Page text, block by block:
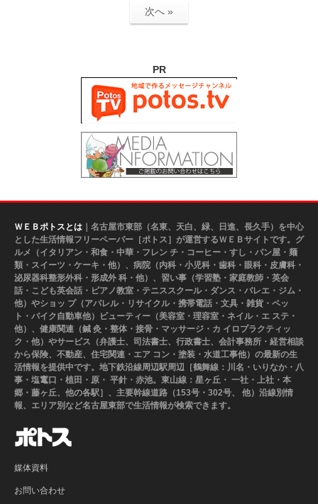
次へ »
PR
ＷＥＢポトスとは ｜名古屋市東部（名東、天白、緑、日進、長久手）を中心
とした生活情報フリーペーパー［ポトス］が運営するＷＥＢサイトです。グ
ルメ（イタリアン・和食・中華・フレン チ・コーヒー・すし・パン屋・麺
類・スイーツ・ケーキ・他）、病院（内科・小児科・歯科・眼科・皮膚科・
泌尿器科整形外科・形成外 科・他）、習い事（学習塾・家庭教師・英会
話・こども英会話・ピアノ教室・テニススクール・ダンス・バレエ・ジム・
他）やショッ プ（アパレル・リサイクル・携帯電話・文具・雑貨・ペッ
ト・バイク自動車他）ビューティー（美容室・理容室・ネイル・エ ステ・
他）、健康関連（鍼 灸・整体・接骨・マッサージ・カ イロプラクティッ
ク・他）やサービス（弁護士、司法書士、行政書士、会計事務所・経営相談
から保険、不動産、住宅関連・エア コン・塗装・水道工事他）の最新の生
活情報を提供中です。地下鉄沿線周辺駅周辺［鶴舞線：川名・いりなか・八
事・塩竃口・植田・原・ 平針・赤池。東山線：星ヶ丘・ 一社・上社・本
郷・藤ヶ丘、他の各駅］、主要幹線道路（153号・302号、 他）沿線別情
報、エリア別など名古屋東部で生活情報が検索できます。
媒体資料
お問い合わせ